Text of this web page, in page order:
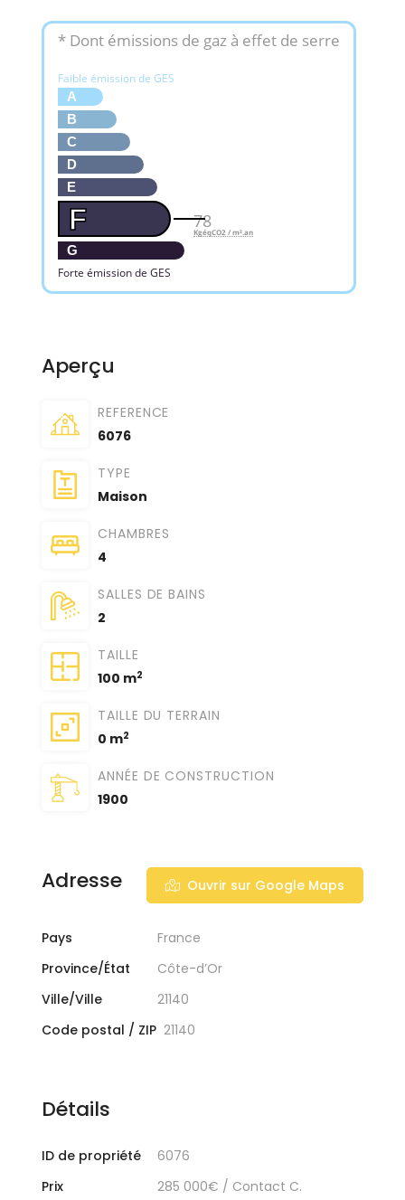
* Dont émissions de gaz à effet de serre
Faible émission de GES
A
B
C
D
E
F
G
Forte émission de GES
78
KgéqCO2 / m².an
Aperçu
REFERENCE
6076
TYPE
Maison
CHAMBRES
4
SALLES DE BAINS
2
TAILLE
100 m2
TAILLE DU TERRAIN
0 m2
ANNÉE DE CONSTRUCTION
1900
Adresse Ouvrir sur Google Maps
Pays
France
Province/État
Côte-d’Or
Ville/Ville
21140
Code postal / ZIP 21140
Détails
ID de propriété
6076
Prix
285 000€ / Contact C.